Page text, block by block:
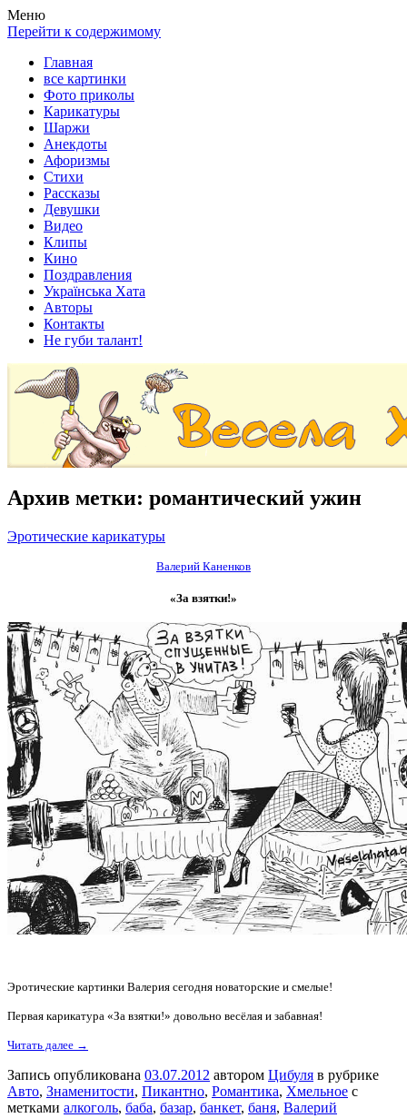
Весела хата — прикольные картинки, смешные истории,
клипы!
Покажем всем ваши фото приколы, карикатуры, шаржи, стихи,
рассказы, видео и песни!
Меню
Перейти к содержимому
Главная
все картинки
Фото приколы
Карикатуры
Шаржи
Анекдоты
Афоризмы
Стихи
Рассказы
Девушки
Видео
Клипы
Кино
Поздравления
Українська Хата
Авторы
Контакты
Не губи талант!
Архив метки: романтический ужин
Эротические карикатуры
Валерий Каненков
«За взятки!»
Эротические картинки Валерия сегодня новаторские и смелые!
Первая карикатура «За взятки!» довольно весёлая и забавная!
Читать далее →
Запись опубликована 03.07.2012 автором Цибуля в рубрике
Авто, Знаменитости, Пикантно, Романтика, Хмельное с
метками алкоголь, баба, базар, банкет, баня, Валерий